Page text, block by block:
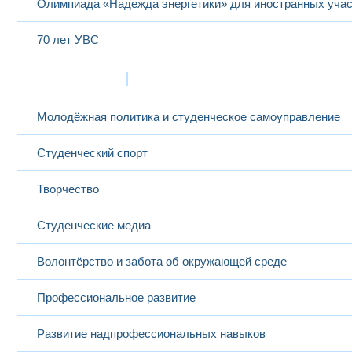
Олимпиада «Надежда энергетики» для иностранных
70 лет УВС
Молодёжная политика и студенческое самоуправление
Студенческий спорт
Творчество
Студенческие медиа
Волонтёрство и забота об окружающей среде
Профессиональное развитие
Развитие надпрофессиональных навыков